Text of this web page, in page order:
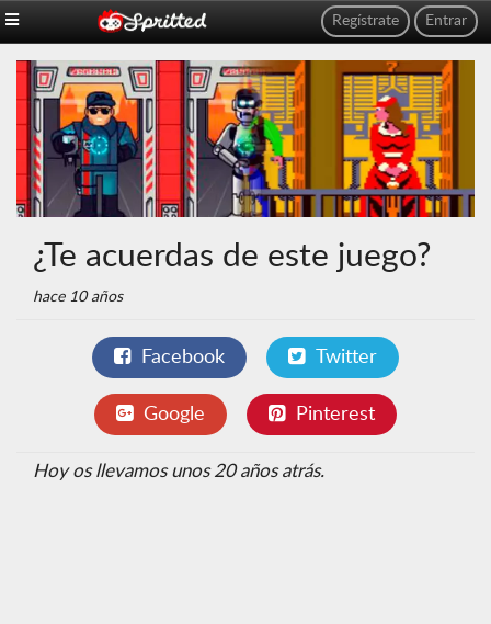
Entrar
Regístrate
¿Te acuerdas de este juego?
hace 10 años
Facebook Twitter
Google Pinterest
Hoy os llevamos unos 20 años atrás.